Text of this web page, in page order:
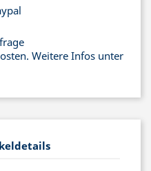
Weitere Infos unter